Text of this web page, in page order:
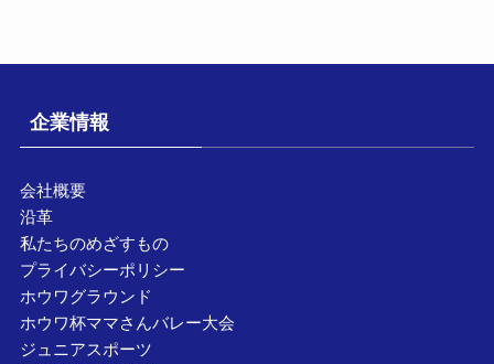
企業情報
会社概要
沿革
私たちのめざすもの
プライバシーポリシー
ホウワグラウンド
ホウワ杯ママさんバレー大会
ジュニアスポーツ